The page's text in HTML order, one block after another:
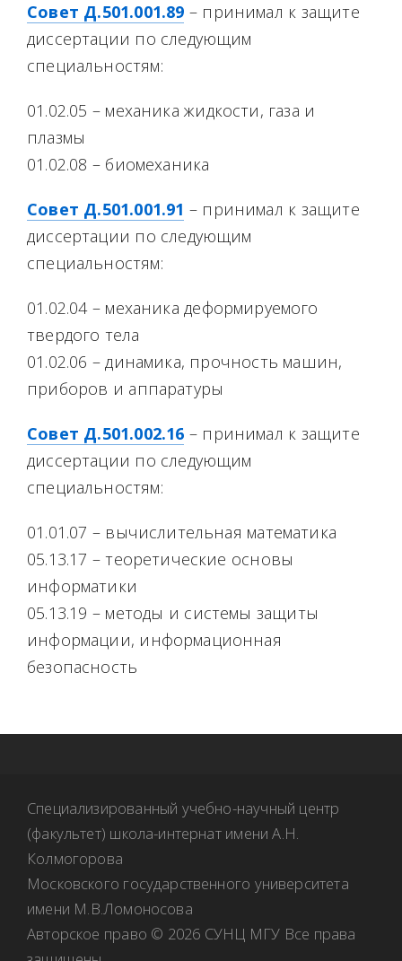
Совет Д.501.001.89 – принимал к защите
диссертации по следующим
специальностям:
01.02.05 – механика жидкости, газа и
плазмы
01.02.08 – биомеханика
Совет Д.501.001.91 – принимал к защите
диссертации по следующим
специальностям:
01.02.04 – механика деформируемого
твердого тела
01.02.06 – динамика, прочность машин,
приборов и аппаратуры
Совет Д.501.002.16 – принимал к защите
диссертации по следующим
специальностям:
01.01.07 – вычислительная математика
05.13.17 – теоретические основы
информатики
05.13.19 – методы и системы защиты
информации, информационная
безопасность
Специализированный учебно-научный центр
(факультет) школа-интернат имени А.Н.
Колмогорова
Московского государственного университета
имени М.В.Ломоносова
Авторское право © 2026 СУНЦ МГУ Все права